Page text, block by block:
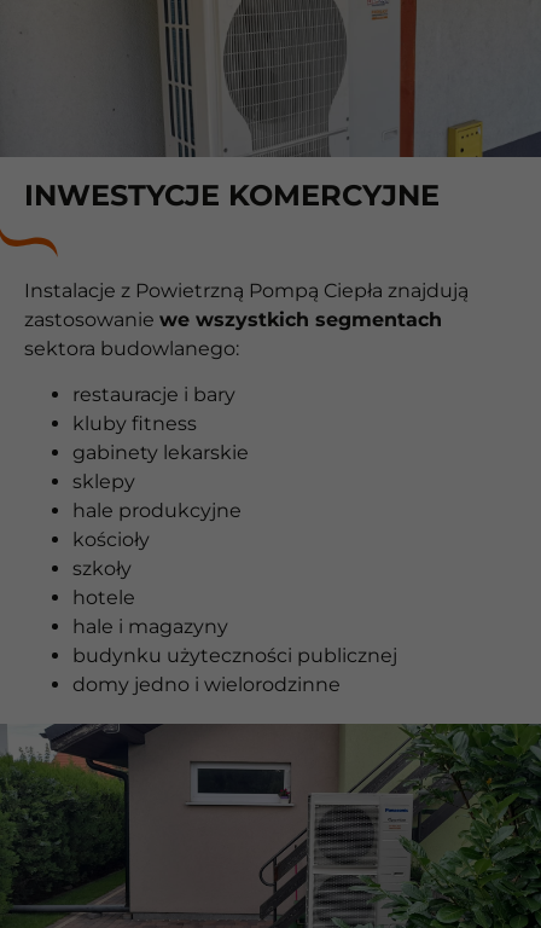
INWESTYCJE KOMERCYJNE
Instalacje z Powietrzną Pompą Ciepła znajdują
zastosowanie we wszystkich segmentach
sektora budowlanego:
restauracje i bary
kluby fitness
gabinety lekarskie
sklepy
hale produkcyjne
kościoły
szkoły
hotele
hale i magazyny
budynku użyteczności publicznej
domy jedno i wielorodzinne